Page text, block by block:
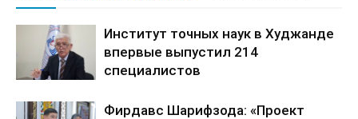
Институт точных наук в Худжанде
впервые выпустил 214
специалистов
Фирдавс Шарифзода: «Проект